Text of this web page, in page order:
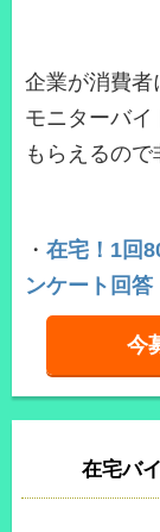
企業が消費者
モニターバ
もらえるので
・ 在宅！1回
ンケート回答
今
在宅バイ